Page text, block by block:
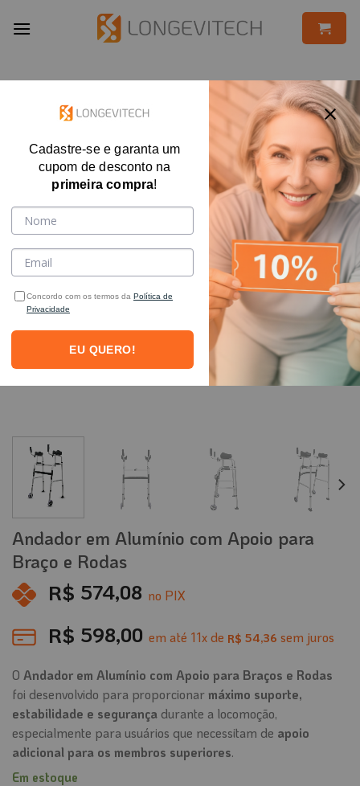
Andador em Alumínio com Apoio para
Braço e Rodas
R$ 574,08 no PIX
R$ 598,00 em até 11x de R$ 54,36 sem juros
O Andador em Alumínio com Apoio para Braços e Rodas
foi desenvolvido para proporcionar máximo suporte,
estabilidade e segurança durante a locomoção,
especialmente para usuários que necessitam de apoio
adicional para os membros superiores.
Em estoque
Cadastre-se e garanta um
cupom de desconto na
primeira compra!
Concordo com os termos da Política de
Privacidade
EU QUERO!